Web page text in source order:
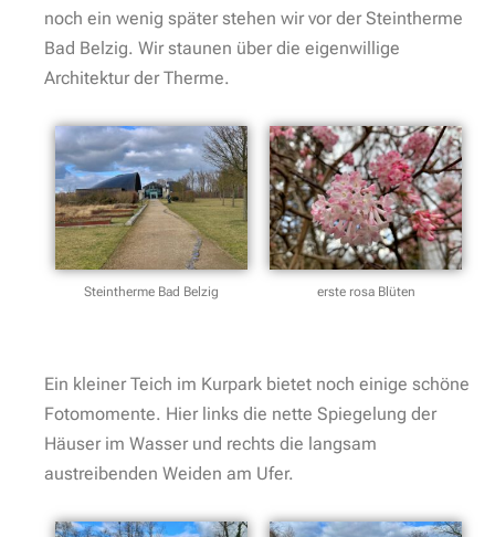
noch ein wenig später stehen wir vor der Steintherme
Bad Belzig. Wir staunen über die eigenwillige
Architektur der Therme.
Steintherme Bad Belzig erste rosa Blüten
Ein kleiner Teich im Kurpark bietet noch einige schöne
Fotomomente. Hier links die nette Spiegelung der
Häuser im Wasser und rechts die langsam
austreibenden Weiden am Ufer.